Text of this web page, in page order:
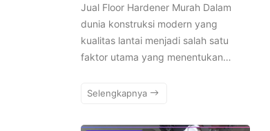
Jual Floor Hardener Murah Dalam
dunia konstruksi modern yang
kualitas lantai menjadi salah satu
faktor utama yang menentukan…
Selengkapnya